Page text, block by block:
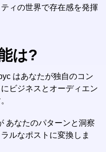
ィの世界で存在感を発揮
は?
はあなたが独自のコン
ビジネスとオーディエン
あなたのパターンと洞察
ルなポストに変換しま